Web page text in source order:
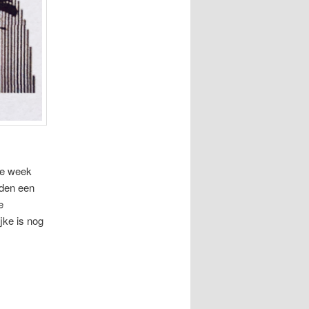
week
een
is nog